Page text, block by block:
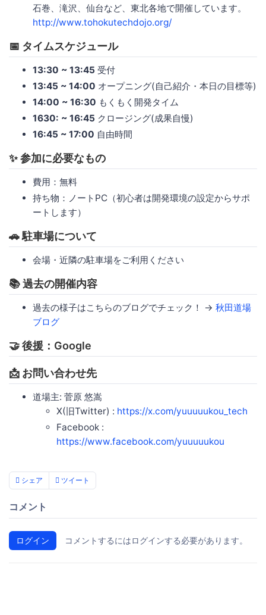
石巻、滝沢、仙台など、東北各地で開催しています。
http://www.tohokutechdojo.org/
📅 タイムスケジュール
13:30 ~ 13:45 受付
13:45 ~ 14:00 オープニング(自己紹介・本日の目標等)
14:00 ~ 16:30 もくもく開発タイム
1630: ~ 16:45 クロージング(成果自慢)
16:45 ~ 17:00 自由時間
✨ 参加に必要なもの
費用：無料
持ち物：ノートPC（初心者は開発環境の設定からサポ
ートします）
🚗 駐車場について
会場・近隣の駐車場をご利用ください
📚 過去の開催内容
過去の様子はこちらのブログでチェック！ → 秋田道場
ブログ
🤝 後援：Google
📩 お問い合わせ先
道場主: 菅原 悠嵩
X(旧Twitter) : https://x.com/yuuuuukou_tech
Facebook :
https://www.facebook.com/yuuuuukou
シェア ツイート
コメント
ログイン コメントするにはログインする必要があります。